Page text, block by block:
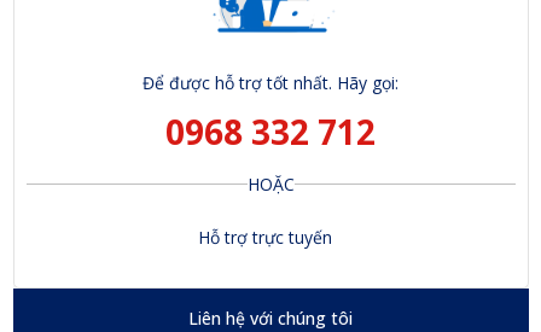
Để được hỗ trợ tốt nhất. Hãy gọi:
0968 332 712
HOẶC
Hỗ trợ trực tuyến
Liên hệ với chúng tôi